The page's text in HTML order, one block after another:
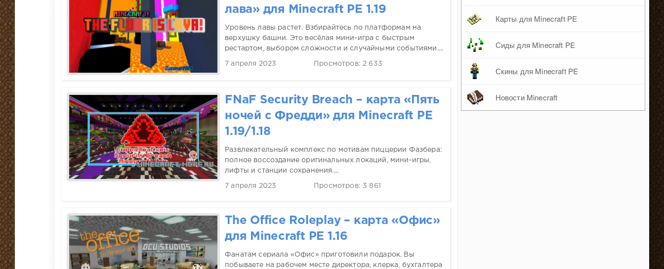
лава» для Minecraft PE 1.19
Уровень лавы растет. Взбирайтесь по платформам на
верхушку башни. Это весёлая мини-игра с быстрым
рестартом, выбором сложности и случайными событиями....
7 апреля 2023 Просмотров: 2 633
FNaF Security Breach – карта «Пять
ночей с Фредди» для Minecraft PE
1.19/1.18
Развлекательный комплекс по мотивам пиццерии Фазбера:
полное воссоздание оригинальных локаций, мини-игры,
лифты и станции сохранения....
7 апреля 2023 Просмотров: 3 861
The Office Roleplay – карта «Офис»
для Minecraft PE 1.16
Фанатам сериала «Офис» приготовили подарок. Вы
побываете на рабочем месте директора, клерка, бухгалтера
Карты для Minecraft PE
Сиды для Minecraft PE
Скины для Minecraft PE
Новости Minecraft